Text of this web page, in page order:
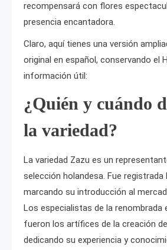
recompensará con flores
presencia encantadora.
Claro, aquí tienes una versión
original en español, conservando el
información útil:
¿Quién y cuándo
la variedad?
La variedad Zazu es un
selección holandesa. Fue registrada
marcando su introducción al
Los especialistas de la renombrada
fueron los artífices de la creación
dedicando su experiencia y